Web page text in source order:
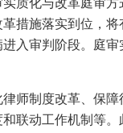
质化与改革庭审
措施落实到位，
入审判阶段。庭
师制度改革、保
联动工作机制等